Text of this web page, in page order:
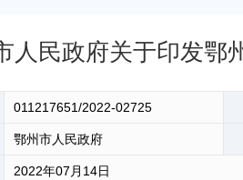
人民政府关于印发鄂
011217651/2022-02725
鄂州市人民政府
2022年07月14日